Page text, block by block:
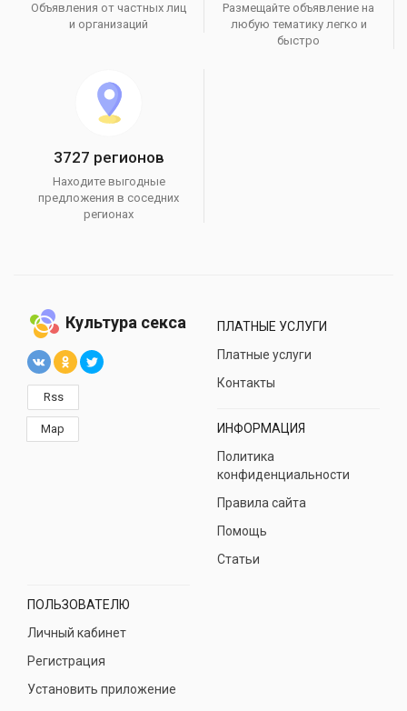
Объявления от частных лиц
и организаций
Размещайте объявление на
любую тематику легко и
быстро
3727 регионов
Находите выгодные
предложения в соседних
регионах
Культура секса
Rss
Map
ПЛАТНЫЕ УСЛУГИ
Платные услуги
Контакты
ИНФОРМАЦИЯ
Политика
конфиденциальности
Правила сайта
Помощь
Статьи
ПОЛЬЗОВАТЕЛЮ
Личный кабинет
Регистрация
Установить приложение